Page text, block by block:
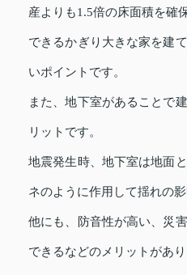
産よりも1.5倍の床面積を確
できるかぎり大きな家を建
いポイントです。
また、地下室があることで
リットです。
地震発生時、地下室は地面
ネのように作用して揺れの
他にも、防音性が高い、災
できるなどのメリットがあり